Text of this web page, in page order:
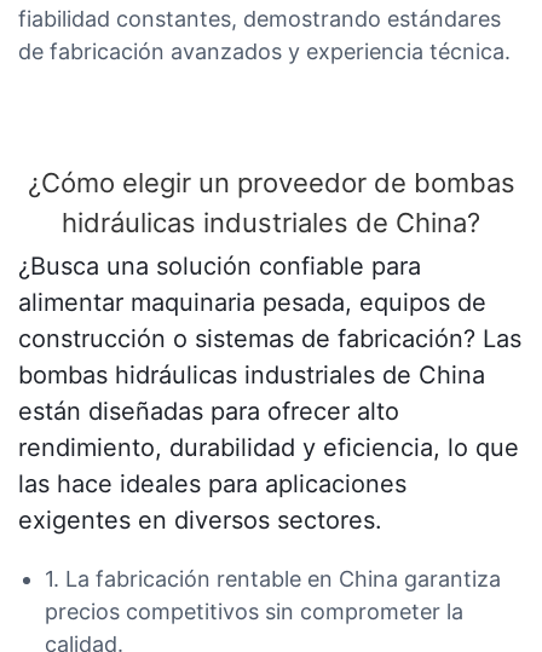
fiabilidad constantes, demostrando estándares
de fabricación avanzados y experiencia técnica.
¿Cómo elegir un proveedor de bombas
hidráulicas industriales de China?
¿Busca una solución confiable para
alimentar maquinaria pesada, equipos de
construcción o sistemas de fabricación? Las
bombas hidráulicas industriales de China
están diseñadas para ofrecer alto
rendimiento, durabilidad y eficiencia, lo que
las hace ideales para aplicaciones
exigentes en diversos sectores.
1. La fabricación rentable en China garantiza
precios competitivos sin comprometer la
calidad.